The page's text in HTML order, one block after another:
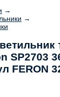
→
→
SP2703
FERON